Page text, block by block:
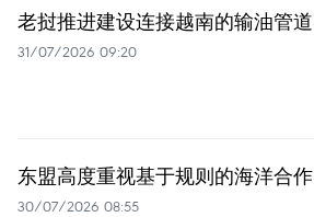
老挝推进建设连接越南的输油管道
31/07/2026 09:20
东盟高度重视基于规则的海洋合作
30/07/2026 08:55